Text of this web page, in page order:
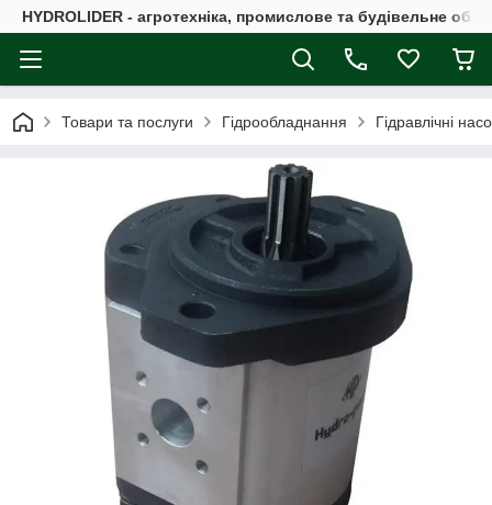
HYDROLIDER - агротехніка, промислове та будівельне
Товари та послуги Гідрообладнання Гідравлічні